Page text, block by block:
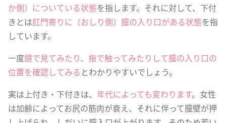
か側）についている状態を指します。それに対して、下付
きとは肛門寄りに（おしり側）膣の入り口がある状態を指
しています。
一度鏡で見てみたり、指で触ってみたりして膣の入り口の
位置を確認してみる とわかりやすいでしょう。
実は上付き・下付きは、 年代によっても変わります。女性
は加齢によってお尻の筋肉が衰え、それに伴って膣壁が押